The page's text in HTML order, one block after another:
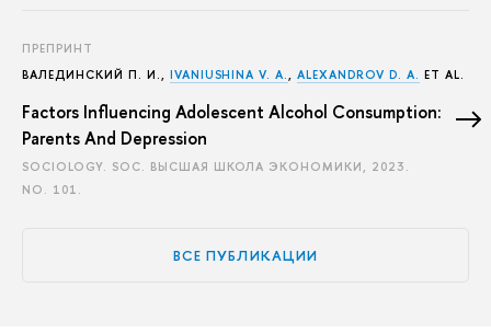
ПРЕПРИНТ
ВАЛЕДИНСКИЙ П. И., IVANIUSHINA V. A.,ALEXANDROV D. A. ET AL.
Factors Influencing Adolescent Alcohol Consumption:
Parents And Depression
SOCIOLOGY. SOC. ВЫСШАЯ ШКОЛА ЭКОНОМИКИ, 2023.
NO. 101.
ВСЕ ПУБЛИКАЦИИ